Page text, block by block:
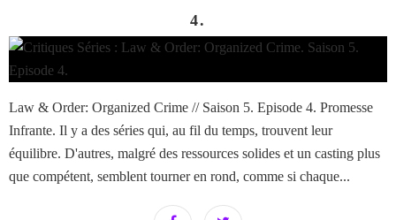
4.
Law & Order: Organized Crime // Saison 5. Episode 4. Promesse
Infrante. Il y a des séries qui, au fil du temps, trouvent leur
équilibre. D'autres, malgré des ressources solides et un casting plus
que compétent, semblent tourner en rond, comme si chaque...